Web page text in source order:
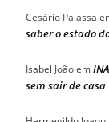
Cesário Palassa
saber o estado
Isabel Joãoem
sem sair de casa